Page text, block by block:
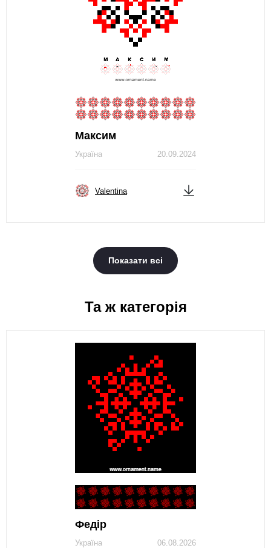
Максим
20.09.2024
Україна
Valentina
Показати всі
Та ж категорія
Федір
06.08.2026
Україна